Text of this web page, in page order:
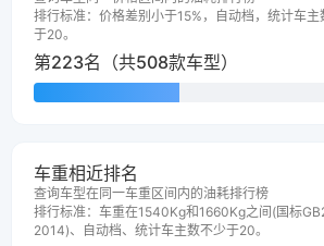
排行标准：价格差别小于15%，自动档，统计车主
于20。
第223名（共508款车型）
车重相近排名
查询车型在同一车重区间内的油耗排行榜
排行标准：车重在1540Kg和1660Kg之间(国标
2014)、自动档、统计车主数不少于20。